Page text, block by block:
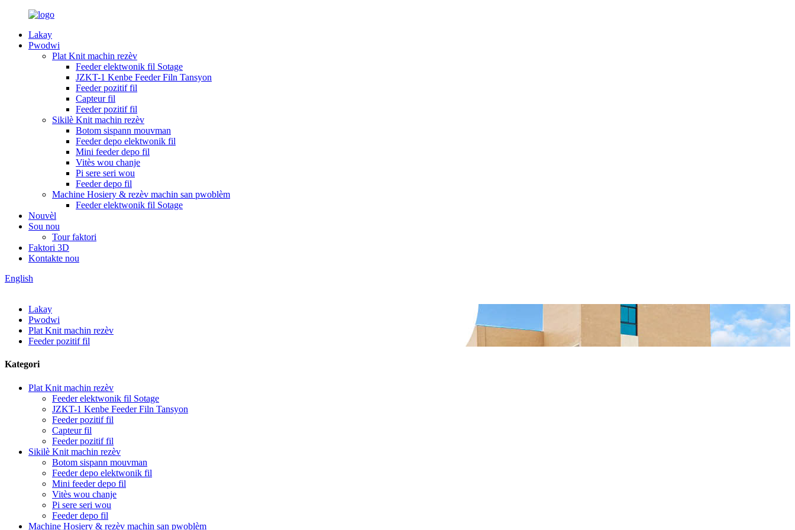
Lakay
Pwodwi
Plat Knit machin rezèv
Feeder elektwonik fil Sotage
JZKT-1 Kenbe Feeder Filn Tansyon
Feeder pozitif fil
Capteur fil
Feeder pozitif fil
Sikilè Knit machin rezèv
Botom sispann mouvman
Feeder depo elektwonik fil
Mini feeder depo fil
Vitès wou chanje
Pi sere seri wou
Feeder depo fil
Machine Hosiery & rezèv machin san pwoblèm
Feeder elektwonik fil Sotage
Nouvèl
Sou nou
Tour faktori
Faktori 3D
Kontakte nou
English
Lakay
Pwodwi
Plat Knit machin rezèv
Feeder pozitif fil
Kategori
Plat Knit machin rezèv
Feeder elektwonik fil Sotage
JZKT-1 Kenbe Feeder Filn Tansyon
Feeder pozitif fil
Capteur fil
Feeder pozitif fil
Sikilè Knit machin rezèv
Botom sispann mouvman
Feeder depo elektwonik fil
Mini feeder depo fil
Vitès wou chanje
Pi sere seri wou
Feeder depo fil
Machine Hosiery & rezèv machin san pwoblèm